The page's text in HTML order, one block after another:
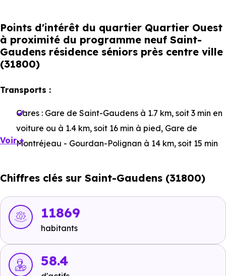
Points d'intérêt du quartier Quartier Ouest
à proximité du programme neuf Saint-
Gaudens résidence séniors près centre ville
(31800)
Transports :
Gares : Gare de Saint-Gaudens à 1.7 km, soit 3 min en
voiture ou à 1.4 km, soit 16 min à pied, Gare de
Montréjeau - Gourdan-Polignan à 14 km, soit 15 min
Lestelle-de-Saint-Martoryà 17.1 km, soit 19 min en
Bus :
Ligne 394 : Saint-Gaudens - Lavoisier
soit 0 min en voiture ou à 101 m, soit 1 min à pied
à 291 m, soit 1 min en voiture ou à 291 m, soit
3 min à pied
Tramway :non disponible
Voir +
Chiffres clés sur Saint-Gaudens (31800)
11869
habitants
58.4